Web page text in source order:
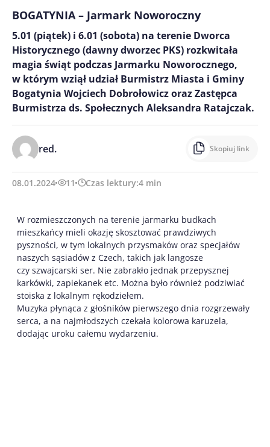
BOGATYNIA – Jarmark Noworoczny
5.01 (piątek) i 6.01 (sobota) na terenie Dworca
Historycznego (dawny dworzec PKS) rozkwitała
magia świąt podczas Jarmarku Noworocznego,
w którym wziął udział Burmistrz Miasta i Gminy
Bogatynia Wojciech Dobrołowicz oraz Zastępca
Burmistrza ds. Społecznych Aleksandra Ratajczak.
red. Skopiuj link
08.01.2024 11 Czas lektury:4 min
W rozmieszczonych na terenie jarmarku budkach
mieszkańcy mieli okazję skosztować prawdziwych
pyszności, w tym lokalnych przysmaków oraz specjałów
naszych sąsiadów z Czech, takich jak langosze
czy szwajcarski ser. Nie zabrakło jednak przepysznej
karkówki, zapiekanek etc. Można było również podziwiać
stoiska z lokalnym rękodziełem.
Muzyka płynąca z głośników pierwszego dnia rozgrzewały
serca, a na najmłodszych czekała kolorowa karuzela,
dodając uroku całemu wydarzeniu.